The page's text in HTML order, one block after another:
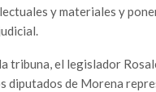
y materiales y
tribuna, el legislador
diputados de Morena